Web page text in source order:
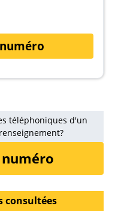
téléphoniques d'un
consultées